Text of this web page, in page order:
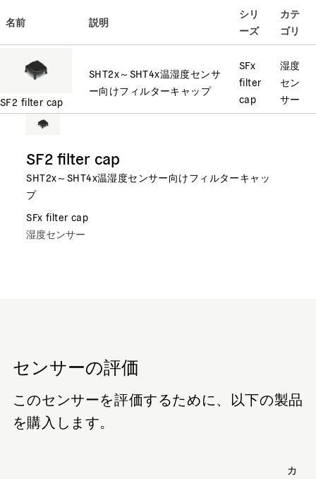
名前 説明
シリ
ーズ
カテ
ゴリ
SF2 filter cap
SHT2x～SHT4x温湿度センサ
ー向けフィルターキャップ
SFx
filter
cap
湿度
セン
サー
SF2 filter cap
SHT2x～SHT4x温湿度センサー向けフィルターキャッ
プ
SFx filter cap
湿度センサー
センサーの評価
このセンサーを評価するために、以下の製品
を購入します。
カ